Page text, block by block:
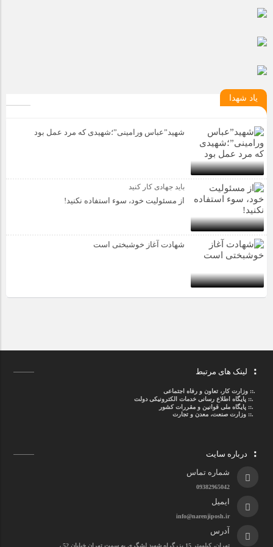
یاد شهدا
شهید”عباس ورامینی”؛شهیدی که مرد عمل بود
باید جهادی کار کنید
از مسئولیت خود، سوء استفاده نکنید!
شهادت آغاز خوشبختی است
لینک های مرتبط
.::وزارت کار، تعاون و رفاه اجتماعی
.::پایگاه اطلاع رسانی خدمات الکترونیکی دولت
.::پایگاه ملی قوانین و مقررات کشور
.:: وزارت صنعت، معدن و تجارت
درباره سایت
شماره تماس
09382965042
ایمیل
info@narenjiposh.ir
آدرس
تهران، کیلومتر 15 بزرگراه شهید لشگری به سمت تهران خیابان 52 ،